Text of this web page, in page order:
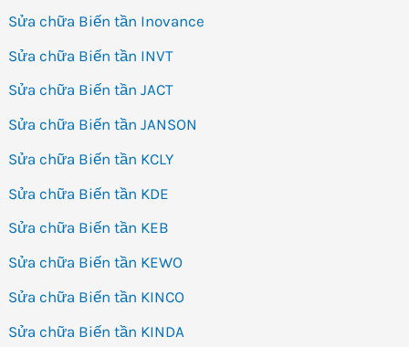
Sửa chữa Biến tần Inovance
Sửa chữa Biến tần INVT
Sửa chữa Biến tần JACT
Sửa chữa Biến tần JANSON
Sửa chữa Biến tần KCLY
Sửa chữa Biến tần KDE
Sửa chữa Biến tần KEB
Sửa chữa Biến tần KEWO
Sửa chữa Biến tần KINCO
Sửa chữa Biến tần KINDA